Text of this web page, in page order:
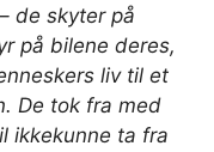
de skyter på
på bilene deres,
liv til et
De tok fra med
ikkekunne ta fra